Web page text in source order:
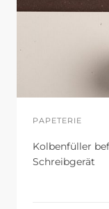
PAPETERIE
Kolbenfüller
Schreibgerät